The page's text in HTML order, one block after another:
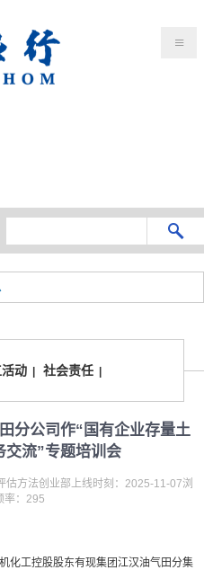
动 社会责任
分公司作“国有企业存量土
交流”专题培训会
方法创业部上线时刻：2025-11-07浏
率：295
化工控股股东有现集团江汉油气田分集